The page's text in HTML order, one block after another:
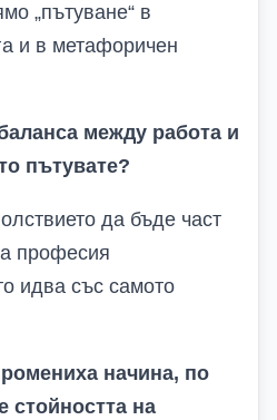
„пътуване“ в
и в метафоричен
между работа и
пътувате?
да бъде част
професия
идва със самото
начина, по
стойността на